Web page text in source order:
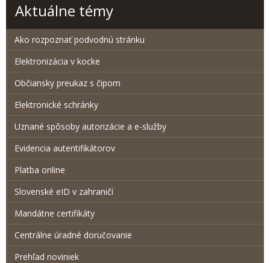
Aktuálne témy
Ako rozpoznať podvodnú stránku
Elektronizácia v kocke
Občiansky preukaz s čipom
Elektronické schránky
Uznané spôsoby autorizácie a e-služby
Evidencia autentifikátorov
Platba online
Slovenské eID v zahraničí
Mandátne certifikáty
Centrálne úradné doručovanie
Prehľad noviniek